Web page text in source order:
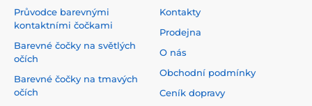
Průvodce barevnými
kontaktními čočkami
Barevné čočky na světlých
očích
Barevné čočky na tmavých
očích
Kontakty
Prodejna
O nás
Obchodní podmínky
Ceník dopravy